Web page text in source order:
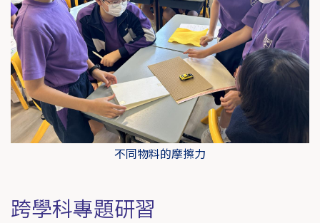
不同物料的摩擦力
跨學科專題研習